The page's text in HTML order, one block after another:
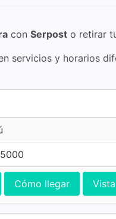
con Serpost o retirar
servicios y horarios
Cómo llegar